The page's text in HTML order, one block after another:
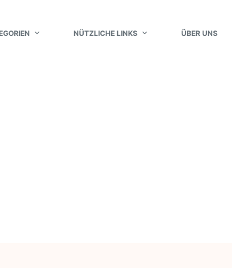
NÜTZLICHE LINKS ÜBER UNS